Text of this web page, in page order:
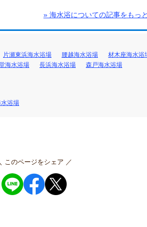
» 海水浴についての記事をもっ
片瀬東浜海水浴場 腰越海水浴場
材木座海水浴
海水浴場 長浜海水浴場
森戸海水浴場
浴場
このページをシェア ／